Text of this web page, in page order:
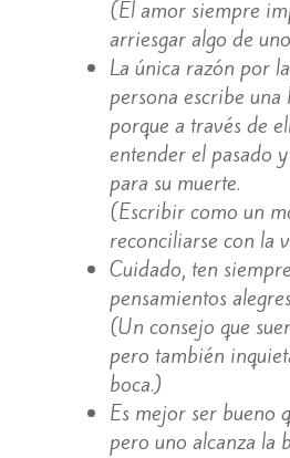
(El amor siempre
arriesgar algo de
La única razón por
persona escribe una
porque a través de
entender el pasado
para su muerte.
(Escribir como un
reconciliarse con la
Cuidado, ten
pensamientos
(Un consejo que
pero también
boca.)
Es mejor ser bueno
pero uno alcanza la